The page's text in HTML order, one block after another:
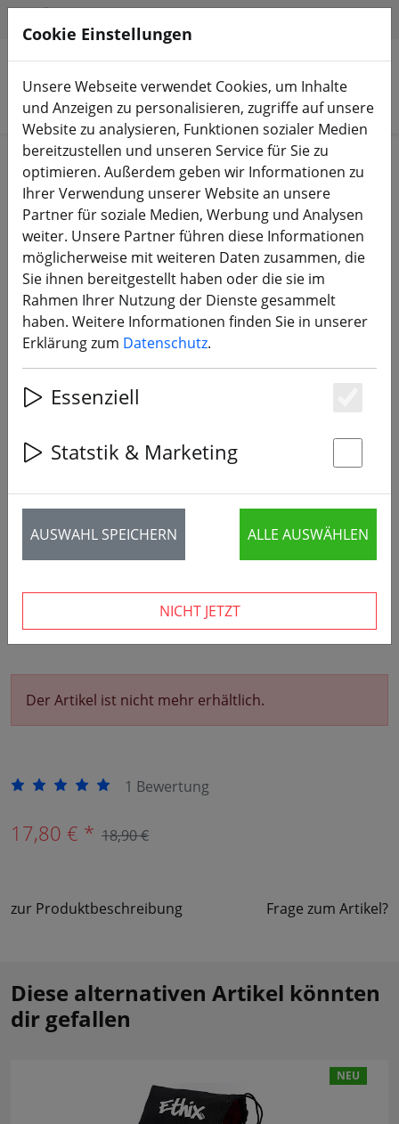
Produkte suchen
Start Equipment FPV Videobrillen
ETHIX Goggle Strap V3 Logo weiss
›
6% SPAREN
Der Artikel ist nicht mehr erhältlich.
1 Bewertung
17,80 € * 18,90 €
zur Produktbeschreibung Frage zum Artikel?
Diese alternativen Artikel könnten
dir gefallen
NEU
Cookie Einstellungen
Unsere Webseite verwendet Cookies, um Inhalte
und Anzeigen zu personalisieren, zugriffe auf unsere
Website zu analysieren, Funktionen sozialer Medien
bereitzustellen und unseren Service für Sie zu
optimieren. Außerdem geben wir Informationen zu
Ihrer Verwendung unserer Website an unsere
Partner für soziale Medien, Werbung und Analysen
weiter. Unsere Partner führen diese Informationen
möglicherweise mit weiteren Daten zusammen, die
Sie ihnen bereitgestellt haben oder die sie im
Rahmen Ihrer Nutzung der Dienste gesammelt
haben. Weitere Informationen finden Sie in unserer
Erklärung zum Datenschutz.
Essenziell
Statstik & Marketing
AUSWAHL SPEICHERN ALLE AUSWÄHLEN
NICHT JETZT